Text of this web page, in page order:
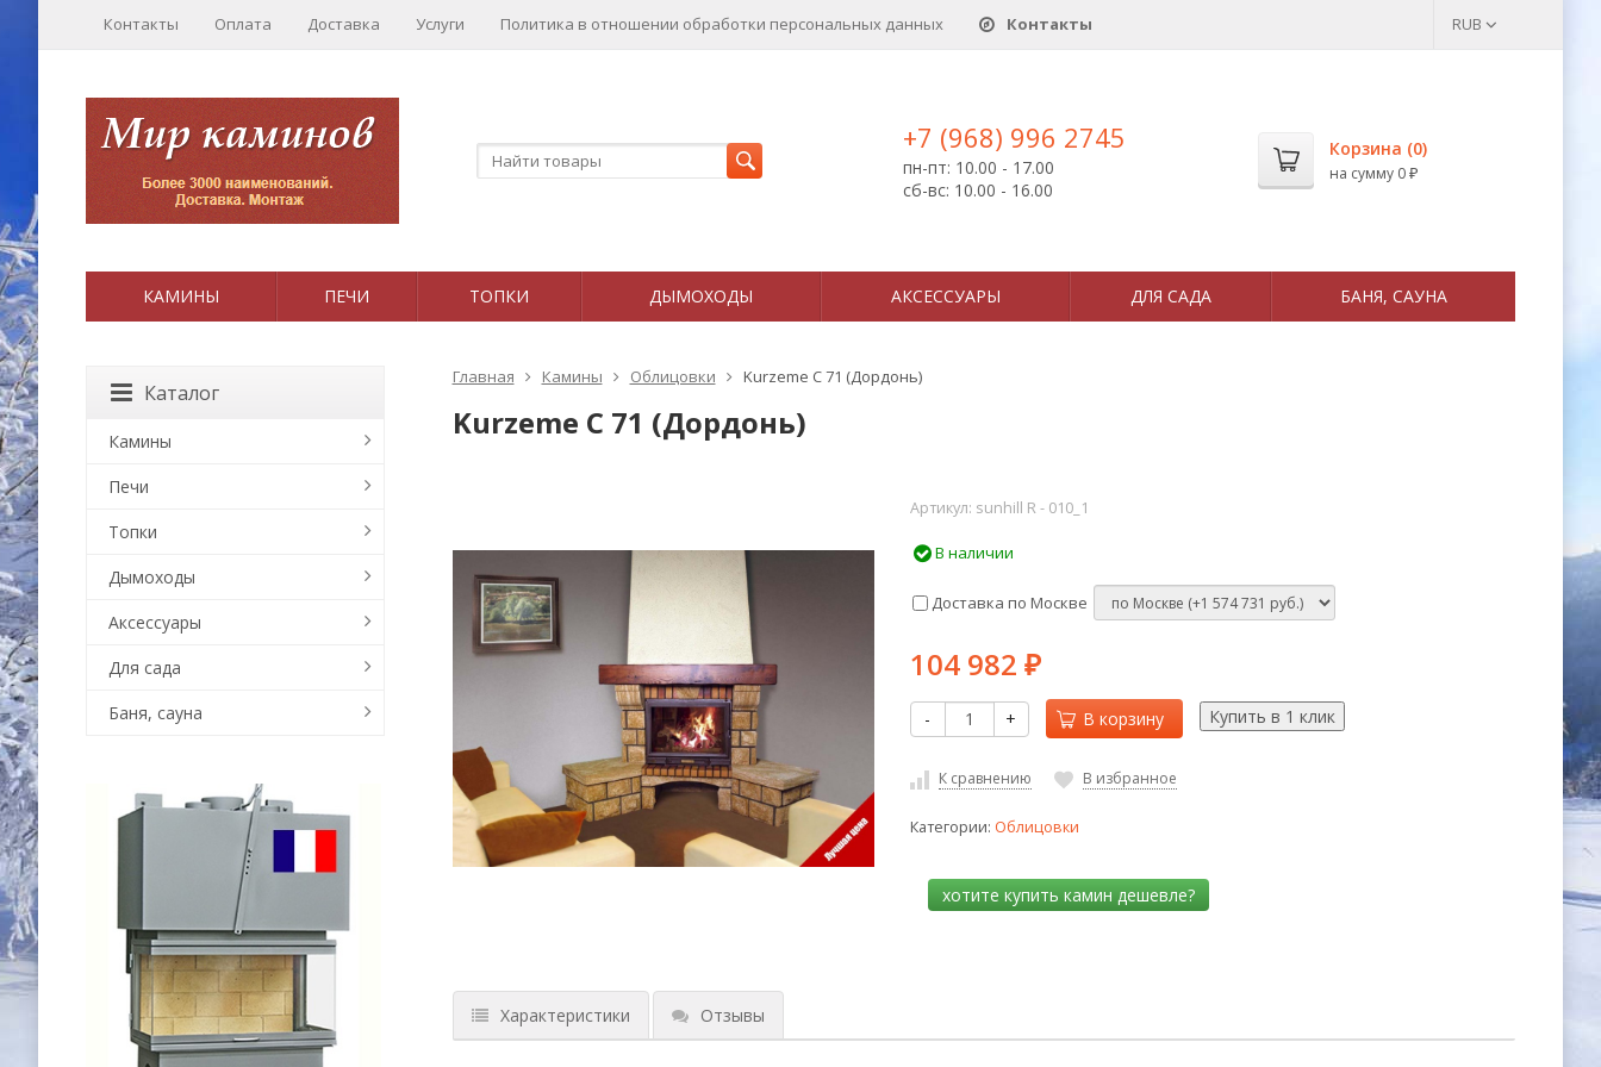
Контакты Оплата Доставка Услуги Политика в отношении обработки персональных данныx Контакты RUB
+7 (968) 996 2745
пн-пт: 10.00 - 17.00
сб-вс: 10.00 - 16.00
Корзина (0)
на сумму 0 ₽
КАМИНЫ ПЕЧИ ТОПКИ ДЫМОХОДЫ АКСЕССУАРЫ ДЛЯ САДА БАНЯ, САУНА
Главная Камины Облицовки Kurzeme C 71 (Дордонь)
Kurzeme C 71 (Дордонь)
Артикул: sunhill R - 010_1
В наличии
Доставка по Москве
104 982 ₽
- + В корзину
К сравнению В избранное
Категории: Облицовки
Характеристики Отзывы
Каталог
Камины
Печи
Топки
Дымоходы
Аксессуары
Для сада
Баня, сауна